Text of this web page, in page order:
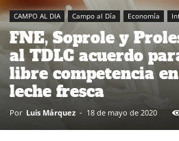
CAMPO AL DIA Campo al Día Economía
FNE, Soprole y
al TDLC acuerdo
libre competencia
leche fresca
Por Luis Márquez - 18 de mayo de 2020